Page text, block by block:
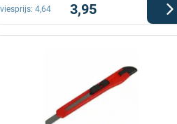
3,95
4,64